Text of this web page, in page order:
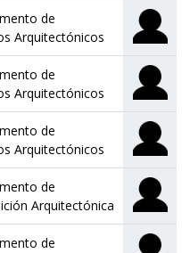
de
Arquitectónicos
de
Arquitectónicos
de
Arquitectónicos
de
Arquitectónica
de